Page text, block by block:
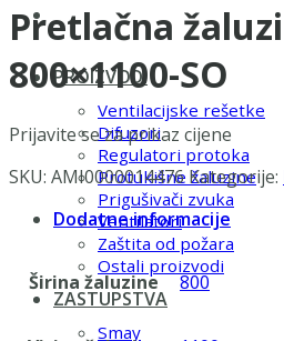
PROIZVODI
Ventilacijske rešetke
Difuzori
Regulatori protoka
Protukišne žaluzine
Prigušivači zvuka
Ventilatori
Zaštita od požara
Ostali proizvodi
ZASTUPSTVA
Smay
Pretlačna
800×1100-SO
Prijavite se za prikaz cijene
SKU: AMI0000014476 Kategorije:
Dodatne informacije
Širina žaluzine 800